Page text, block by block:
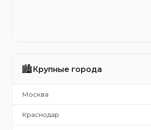
🏙️Крупные города
Москва
Краснодар